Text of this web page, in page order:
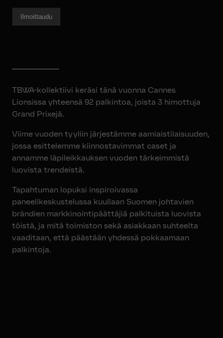
TBWA-kollektiivi keräsi tänä vuonna Cannes
Lionsissa yhteensä 92 palkintoa, joista 3 himottuja
Grand Prixejä.
Viime vuoden tyyliin järjestämme aamiaistilaisuuden,
jossa esittelemme kiinnostavimmat caset ja
annamme läpileikkauksen vuoden tärkeimmistä
luovista trendeistä.
Tapahtuman lopuksi inspiroivassa
paneelikeskustelussa kuullaan Suomen johtavien
brändien markkinointipäättäjiä palkituista luovista
töistä, ja mitä toimiston sekä asiakkaan suhteelta
vaaditaan, että päästään yhdessä pokkaamaan
palkintoja.